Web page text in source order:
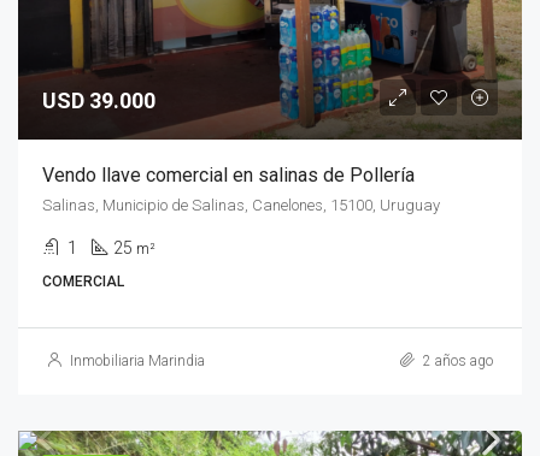
USD 39.000
Vendo llave comercial en salinas de Pollería
Salinas, Municipio de Salinas, Canelones, 15100, Uruguay
1 25 m²
COMERCIAL
Inmobiliaria Marindia 2 años ago